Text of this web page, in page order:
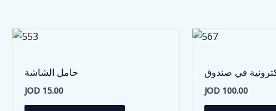
حامل الشاشة
JOD 15.00
في صندوق
JOD 100.00